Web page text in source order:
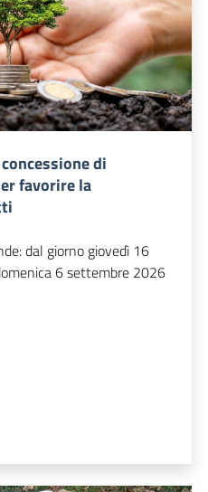
di
favorire la
dal giorno giovedì 16
6 settembre 2026